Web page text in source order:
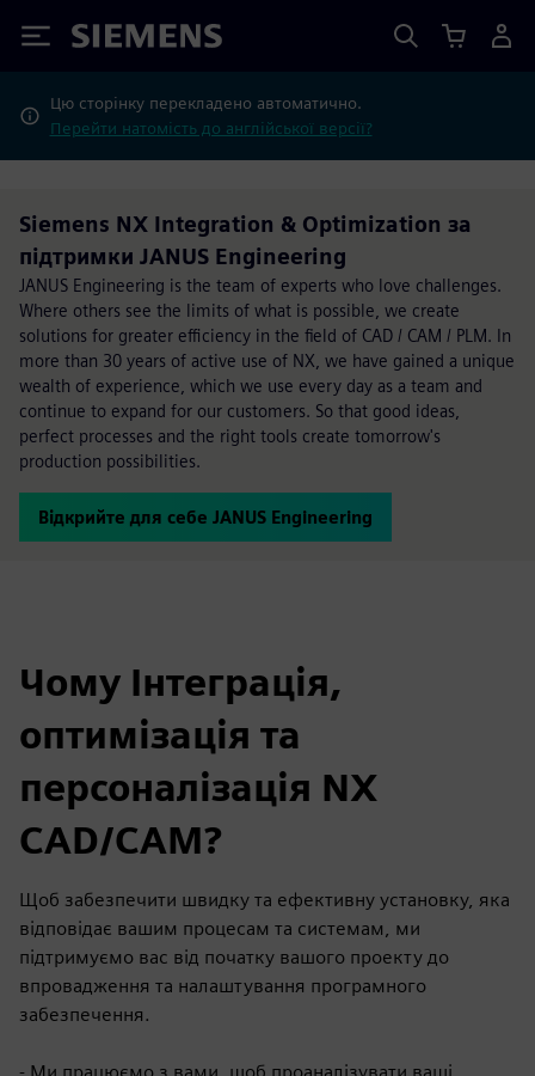
Siemens
Цю сторінку перекладено автоматично.
Перейти натомість до англійської версії?
Siemens NX Integration & Optimization за
підтримки JANUS Engineering
JANUS Engineering is the team of experts who love challenges.
Where others see the limits of what is possible, we create
solutions for greater efficiency in the field of CAD / CAM / PLM. In
more than 30 years of active use of NX, we have gained a unique
wealth of experience, which we use every day as a team and
continue to expand for our customers. So that good ideas,
perfect processes and the right tools create tomorrow's
production possibilities.
Відкрийте для себе JANUS Engineering
Чому Інтеграція,
оптимізація та
персоналізація NX
CAD/CAM?
Щоб забезпечити швидку та ефективну установку, яка
відповідає вашим процесам та системам, ми
підтримуємо вас від початку вашого проекту до
впровадження та налаштування програмного
забезпечення.